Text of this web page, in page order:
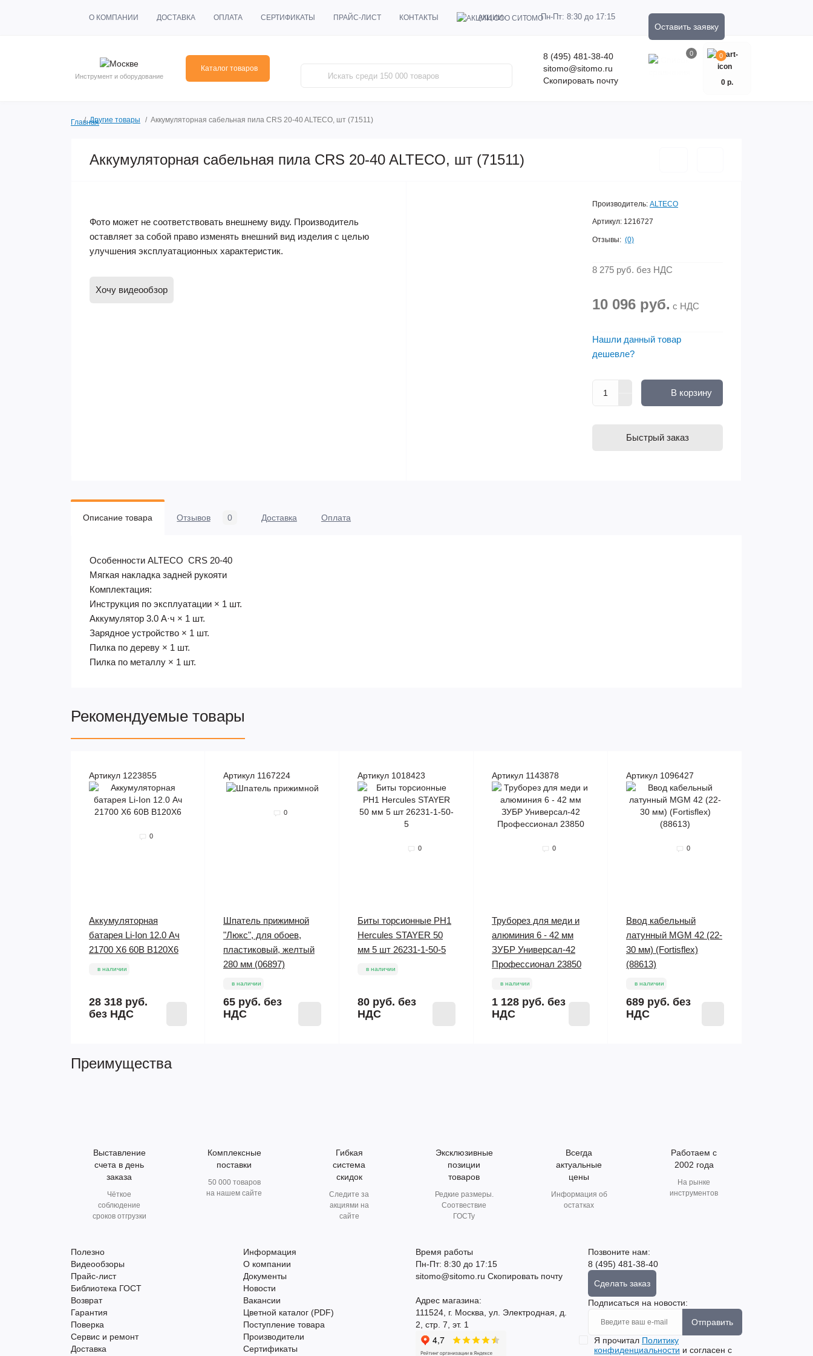
О КОМПАНИИ ДОСТАВКА ОПЛАТА СЕРТИФИКАТЫ ПРАЙС-ЛИСТ КОНТАКТЫ АКЦИИ Пн-Пт: 8:30 до 17:15
Оставить заявку
Инструмент и оборудование
Каталог товаров
8 (495) 481-38-40
sitomo@sitomo.ru
Скопировать почту
0 0
0 р.
ГлавнаяДругие товары Аккумуляторная сабельная пила CRS 20-40 ALTECO, шт (71511)
Аккумуляторная сабельная пила CRS 20-40 ALTECO, шт (71511)
Фото может не соответствовать внешнему виду. Производитель
оставляет за собой право изменять внешний вид изделия с целью
улучшения эксплуатационных характеристик.
Хочу видеообзор
Производитель: ALTECO
Артикул: 1216727
Отзывы: (0)
8 275 руб. без НДС
10 096 руб. с НДС
Нашли данный товар
дешевле?
В корзину
Быстрый заказ
Описание товара Отзывов 0 Доставка Оплата
Особенности ALTECO CRS 20-40
Мягкая накладка задней рукояти
​Комплектация:
Инструкция по эксплуатации × 1 шт.
Аккумулятор 3.0 А·ч × 1 шт.
Зарядное устройство × 1 шт.
Пилка по дереву × 1 шт.
Пилка по металлу × 1 шт.
Рекомендуемые товары
Артикул 1223855
0
Аккумуляторная
батарея Li-Ion 12.0 Ач
21700 X6 60В B120X6
в наличии
28 318 руб.
без НДС
Артикул 1167224
0
Шпатель прижимной
"Люкс", для обоев,
пластиковый, желтый
280 мм (06897)
в наличии
65 руб. без
НДС
Артикул 1018423
0
Биты торсионные PH1
Hercules STAYER 50
мм 5 шт 26231-1-50-5
в наличии
80 руб. без
НДС
Артикул 1143878
0
Труборез для меди и
алюминия 6 - 42 мм
ЗУБР Универсал-42
Профессионал 23850
в наличии
1 128 руб. без
НДС
Артикул 1096427
0
Ввод кабельный
латунный МGM 42 (22-
30 мм) (Fortisflex)
(88613)
в наличии
689 руб. без
НДС
Преимущества
Выставление
счета в день
заказа
Чёткое
соблюдение
сроков отгрузки
Комплексные
поставки
50 000 товаров
на нашем сайте
Гибкая
система
скидок
Следите за
акциями на
сайте
Эксклюзивные
позиции
товаров
Редкие размеры.
Соотвествие
ГОСТу
Всегда
актуальные
цены
Информация об
остатках
Работаем с
2002 года
На рынке
инструментов
Полезно
Видеообзоры
Прайс-лист
Библиотека ГОСТ
Возврат
Гарантия
Поверка
Сервис и ремонт
Доставка
Информация
О компании
Документы
Новости
Вакансии
Цветной каталог (PDF)
Поступление товара
Производители
Сертификаты
Время работы
Пн-Пт: 8:30 до 17:15
sitomo@sitomo.ru Скопировать почту
Адрес магазина:
111524, г. Москва, ул. Электродная, д.
2, стр. 7, эт. 1
Позвоните нам:
8 (495) 481-38-40
Сделать заказ
Подписаться на новости:
Отправить
Я прочитал Политику
конфиденциальности и согласен с